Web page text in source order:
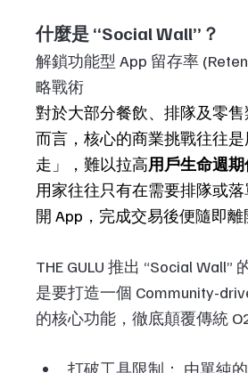
什麼是 “Social Wall”？
解鎖功能型 App 留存率
略戰術
對於大部分餐飲、排隊及零
而言，核心的商業挑戰往往
走」，難以拉高用戶生命週期
用家往往只有在需要排隊或
開 App，完成交易後便隨即離
THE GULU 推出 “Social Wall”
是要打造一個 Community-
的核心功能，徹底顛覆傳統
打破工具限制： 由單純